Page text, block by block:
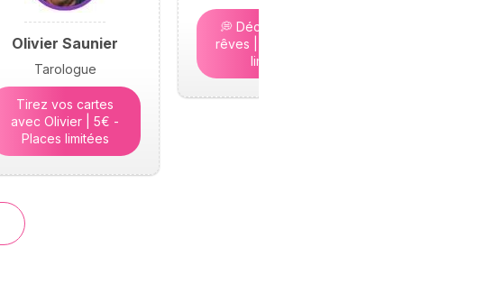
Olivier Saunier
Tarologue
Tirez vos cartes
avec Olivier | 5€ -
Places limitées
💭 Décryptez vos
rêves | 5€ - Places
limitées